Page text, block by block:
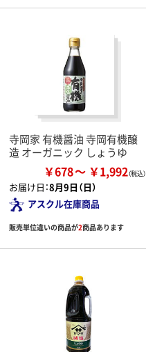
寺岡家 有機醤油 寺岡有機醸
造 オーガニック しょうゆ
￥678 ￥1,992
お届け日：8月9日（日）
アスクル在庫商品
販売単位違いの商品が2商品あります